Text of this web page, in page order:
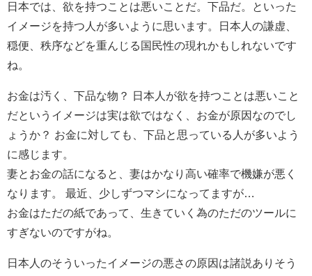
日本では、欲を持つことは悪いことだ。下品だ。といった
イメージを持つ人が多いように思います。日本人の謙虚、
穏便、秩序などを重んじる国民性の現れかもしれないです
ね。
お金は汚く、下品な物？ 日本人が欲を持つことは悪いこと
だというイメージは実は欲ではなく、お金が原因なのでし
ょうか？ お金に対しても、下品と思っている人が多いよう
に感じます。
妻とお金の話になると、妻はかなり高い確率で機嫌が悪く
なります。 最近、少しずつマシになってますが…
お金はただの紙であって、生きていく為のただのツールに
すぎないのですがね。
日本人のそういったイメージの悪さの原因は諸説ありそう